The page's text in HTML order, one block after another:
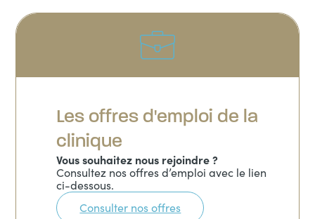
Les offres d'emploi de la
clinique
Vous souhaitez nous rejoindre ?
Consultez nos offres d’emploi avec le lien
ci-dessous.
Consulter nos offres